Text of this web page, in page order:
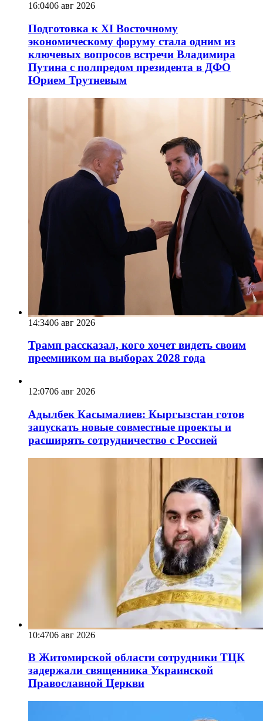
16:0406 авг 2026
Подготовка к XI Восточному
экономическому форуму стала одним из
ключевых вопросов встречи Владимира
Путина с полпредом президента в ДФО
Юрием Трутневым
14:3406 авг 2026
Трамп рассказал, кого хочет видеть своим
преемником на выборах 2028 года
12:0706 авг 2026
Адылбек Касымалиев: Кыргызстан готов
запускать новые совместные проекты и
расширять сотрудничество с Россией
10:4706 авг 2026
В Житомирской области сотрудники ТЦК
задержали священника Украинской
Православной Церкви